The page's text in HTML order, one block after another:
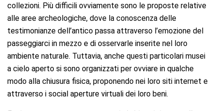
collezioni. Più difficili ovviamente sono le proposte relative
alle aree archeologiche, dove la conoscenza delle
testimonianze dell’antico passa attraverso l’emozione del
passeggiarci in mezzo e di osservarle inserite nel loro
ambiente naturale. Tuttavia, anche questi particolari musei
a cielo aperto si sono organizzati per ovviare in qualche
modo alla chiusura fisica, proponendo nei loro siti internet e
attraverso i social aperture virtuali dei loro beni.